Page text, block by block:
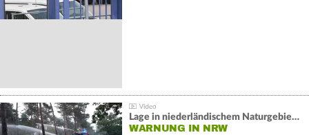
Lage in niederländischem Naturgebiet stabil
WARNUNG IN NRW